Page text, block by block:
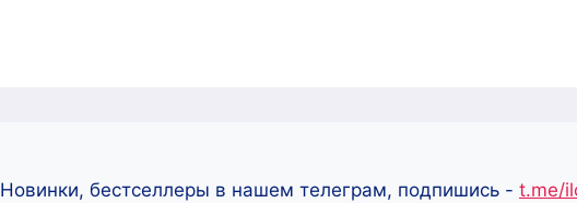
Новинки, бестселлеры в нашем телеграм, подпишись - t.me/